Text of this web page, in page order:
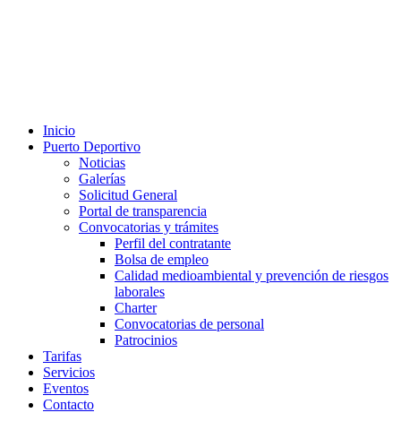
Inicio
Puerto Deportivo
Noticias
Galerías
Solicitud General
Portal de transparencia
Convocatorias y trámites
Perfil del contratante
Bolsa de empleo
Calidad medioambiental y prevención de riesgos
laborales
Charter
Convocatorias de personal
Patrocinios
Tarifas
Servicios
Eventos
Contacto